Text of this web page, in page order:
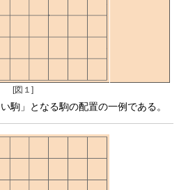
[図１]
駒」となる駒の配置の一例である。